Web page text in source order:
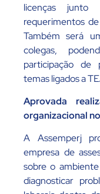
licenças
requerimentos
Também será
colegas,
participação de
temas ligados a
Aprovada
organizacional
A Assemperj
empresa de
sobre o
diagnosticar